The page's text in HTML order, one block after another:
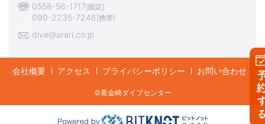
予
0558-56-1717[固定]
090-2235-7246[携帯]
dive@arari.co.jp
会社概要 アクセス プライバシーポリシー お問い合わせ
©︎黄金崎ダイブセンター